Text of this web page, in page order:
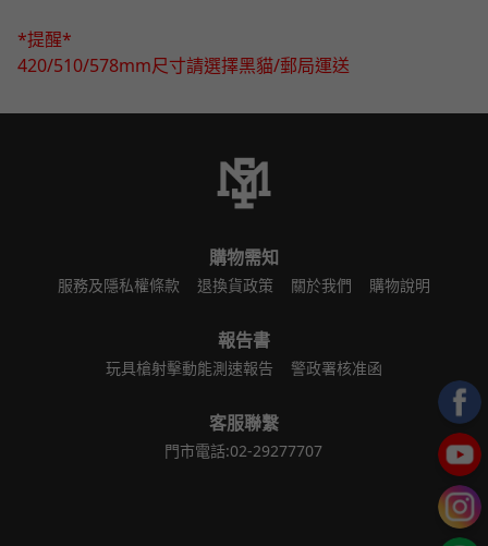
*提醒*
420/510/578mm尺寸請選擇黑貓/郵局運送
購物需知
服務及隱私權條款 退換貨政策 關於我們 購物說明
報告書
玩具槍射擊動能測速報告 警政署核准函
客服聯繫
門市電話:02-29277707